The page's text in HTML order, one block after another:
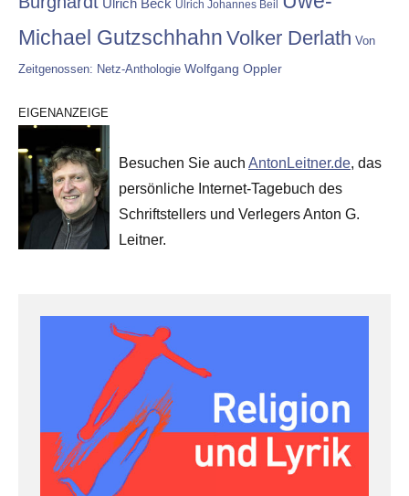
Ulrich Beck Ulrich Johannes Beil
Michael Gutzschhahn Volker Derlath Von
Zeitgenossen: Netz-Anthologie Wolfgang Oppler
EIGENANZEIGE
Besuchen Sie auch AntonLeitner.de, das
persönliche Internet-Tagebuch des
Schriftstellers und Verlegers Anton G.
Leitner.